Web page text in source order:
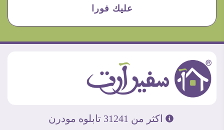
عليك فورا
اكثر من 31241 تابلوه مودرن